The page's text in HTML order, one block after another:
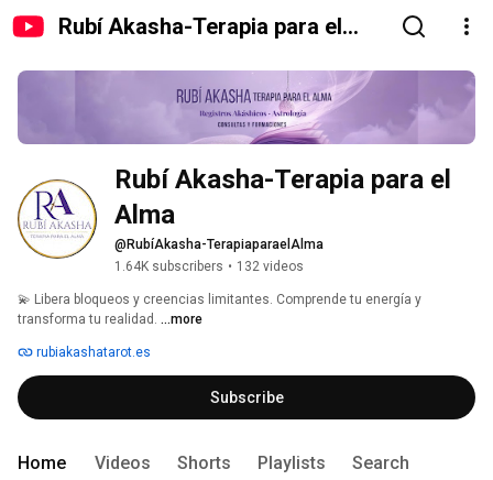
Rubí Akasha-Terapia para el
Rubí Akasha-Terapia para el
Alma
@RubíAkasha-TerapiaparaelAlma
1.64K subscribers • 132 videos
💫 Libera bloqueos y creencias limitantes. Comprende tu energía y
transforma tu realidad. ...more
rubiakashatarot.es
Subscribe
Home Videos Shorts Playlists Search